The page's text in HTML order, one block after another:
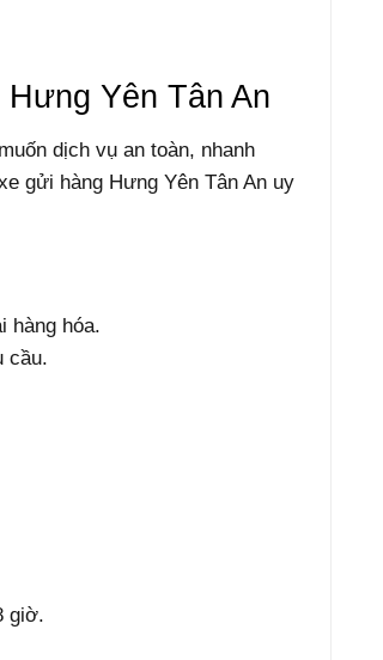
Yên Tân An
dịch vụ an toàn, nhanh
gửi hàng Hưng Yên Tân An uy
hàng hóa.
cầu.
giờ.